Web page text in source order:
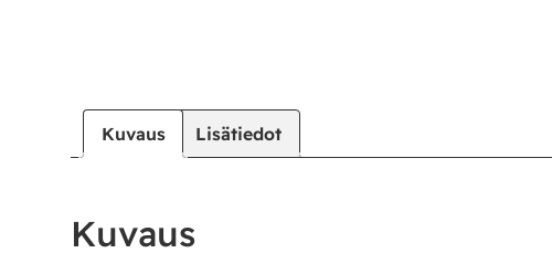
Kuvaus Lisätiedot
Kuvaus